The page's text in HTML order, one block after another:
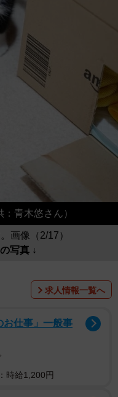
青木悠さん）
画像（2/17）
写真 ↓
求人情報一覧へ
お仕事」一般事
時給1,200円